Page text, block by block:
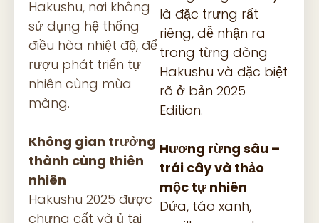
Hakushu, nơi không
sử dụng hệ thống
điều hòa nhiệt độ, để
rượu phát triển tự
nhiên cùng mùa
màng.
Không gian trưởng
thành cùng thiên
nhiên
Hakushu 2025 được
chưng cất và ủ tại
là đặc trưng rất
riêng, dễ nhận ra
trong từng dòng
Hakushu và đặc biệt
rõ ở bản 2025
Edition.
Hương rừng sâu –
trái cây và thảo
mộc tự nhiên
Dứa, táo xanh,